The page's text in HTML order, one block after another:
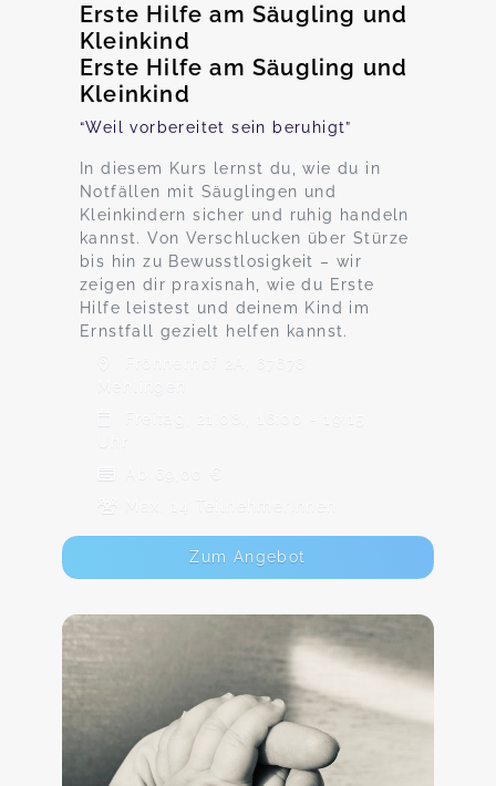
Erste Hilfe am Säugling und
Kleinkind
Erste Hilfe am Säugling und
Kleinkind
“Weil vorbereitet sein beruhigt”
In diesem Kurs lernst du, wie du in
Notfällen mit Säuglingen und
Kleinkindern sicher und ruhig handeln
kannst. Von Verschlucken über Stürze
bis hin zu Bewusstlosigkeit – wir
zeigen dir praxisnah, wie du Erste
Hilfe leistest und deinem Kind im
Ernstfall gezielt helfen kannst.
Fröhnerhof 2A, 67678
Freitag, 21.08., 16:00 - 19:15
Ab 69,00 €
Max. 14 TeilnehmerInnen
Zum Angebot